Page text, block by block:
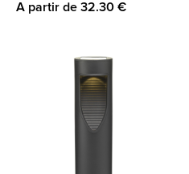
A partir de 32.30 €